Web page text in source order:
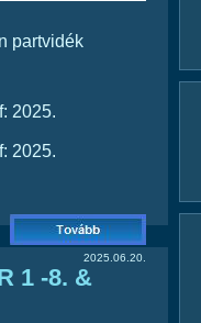
partvidék
2025.
2025.
2025.06.20.
1 -8. &